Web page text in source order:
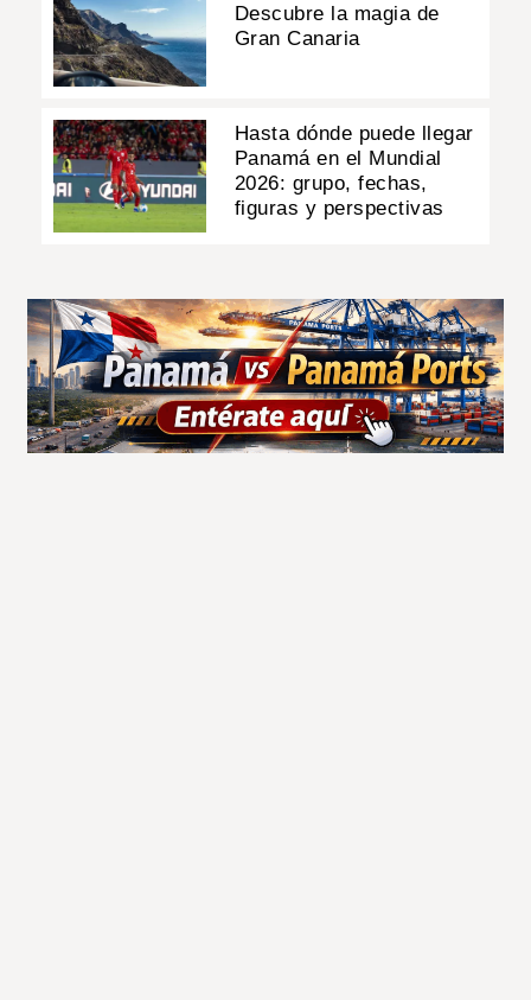
Descubre la magia de
Gran Canaria
Hasta dónde puede llegar
Panamá en el Mundial
2026: grupo, fechas,
figuras y perspectivas